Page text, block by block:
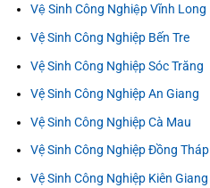
Vệ Sinh Công Nghiệp Vĩnh Long
Vệ Sinh Công Nghiệp Bến Tre
Vệ Sinh Công Nghiệp Sóc Trăng
Vệ Sinh Công Nghiệp An Giang
Vệ Sinh Công Nghiệp Cà Mau
Vệ Sinh Công Nghiệp Đồng Tháp
Vệ Sinh Công Nghiệp Kiên Giang